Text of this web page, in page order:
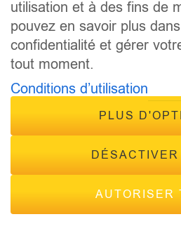
FRÉQUENCES
© 2026 - Tous droits réservés Inside
Inside Communication
Mentions légales-Politique de
utilisation et à des fins de
pouvez en savoir plus
confidentialité et gérer
tout moment.
Conditions d’utilisation
PLUS
DÉSACTIVER
AUTORISER